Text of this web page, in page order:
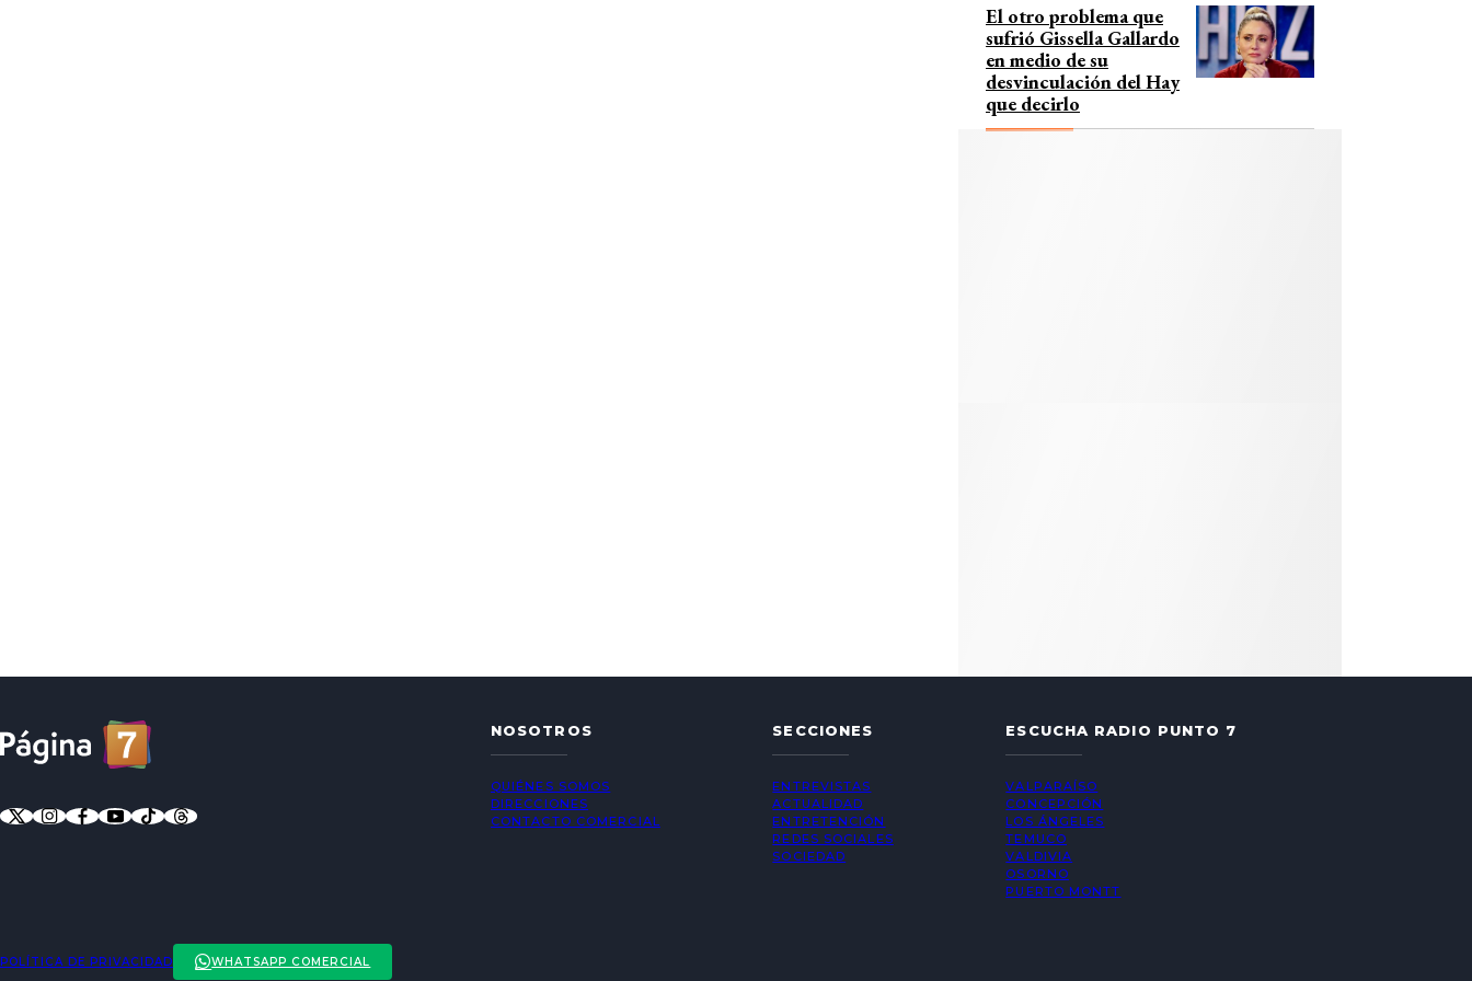
El otro problema que
sufrió Gissella Gallardo
en medio de su
desvinculación del Hay
que decirlo
NOSOTROS
QUIÉNES SOMOS
DIRECCIONES
CONTACTO COMERCIAL
SECCIONES
ENTREVISTAS
ACTUALIDAD
ENTRETENCIÓN
REDES SOCIALES
SOCIEDAD
ESCUCHA RADIO PUNTO 7
VALPARAÍSO
CONCEPCIÓN
LOS ÁNGELES
TEMUCO
VALDIVIA
OSORNO
PUERTO MONTT
POLÍTICA DE PRIVACIDAD WHATSAPP COMERCIAL